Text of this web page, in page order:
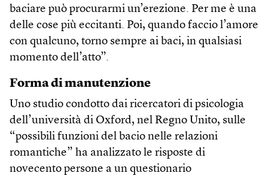
baciare può procurarmi un’erezione. Per me è una
delle cose più eccitanti. Poi, quando faccio l’amore
con qualcuno, torno sempre ai baci, in qualsiasi
momento dell’atto”.
Forma di manutenzione
Uno studio condotto dai ricercatori di psicologia
dell’università di Oxford, nel Regno Unito, sulle
“possibili funzioni del bacio nelle relazioni
romantiche” ha analizzato le risposte di
novecento persone a un questionario